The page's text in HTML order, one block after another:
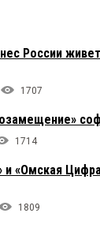
России
1707
1714
и «Омская
1809